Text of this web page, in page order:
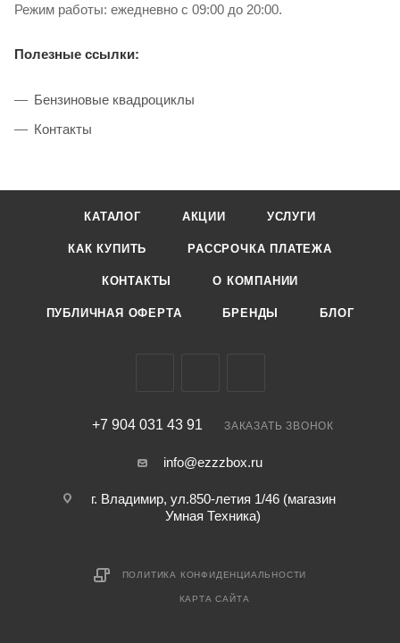
Режим работы: ежедневно с 09:00 до 20:00.
Полезные ссылки:
Бензиновые квадроциклы
Контакты
КАТАЛОГ АКЦИИ УСЛУГИ
КАК КУПИТЬ РАССРОЧКА ПЛАТЕЖА
КОНТАКТЫ О КОМПАНИИ
ПУБЛИЧНАЯ ОФЕРТА БРЕНДЫ БЛОГ
+7 904 031 43 91 ЗАКАЗАТЬ ЗВОНОК
info@ezzzbox.ru
г. Владимир, ул.850-летия 1/46 (магазин
Умная Техника)
ПОЛИТИКА КОНФИДЕНЦИАЛЬНОСТИ
КАРТА САЙТА